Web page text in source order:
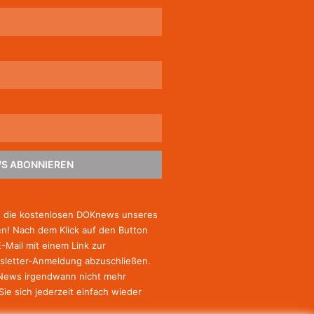
ABONNIEREN
kostenlosen DOKnews unseres
Nach dem Klick auf den Button
Mail mit einem Link zur
Anmeldung abzuschließen.
irgendwann nicht mehr
sich jederzeit einfach wieder